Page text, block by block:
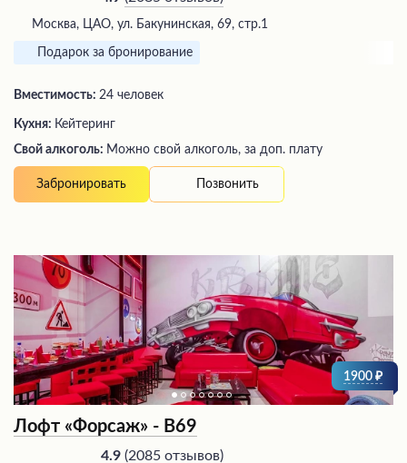
Москва, ЦАО, ул. Бакунинская, 69, стр.1
Подарок за бронирование
Вместимость: 24 человек
Кухня: Кейтеринг
Свой алкоголь: Можно свой алкоголь, за доп. плату
Забронировать Позвонить
1900
Лофт «Форсаж» - В69
4.9 (2085 отзывов)